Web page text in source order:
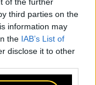
third parties on the
information may
the IAB’s List of
disclose it to other
24.07
pour